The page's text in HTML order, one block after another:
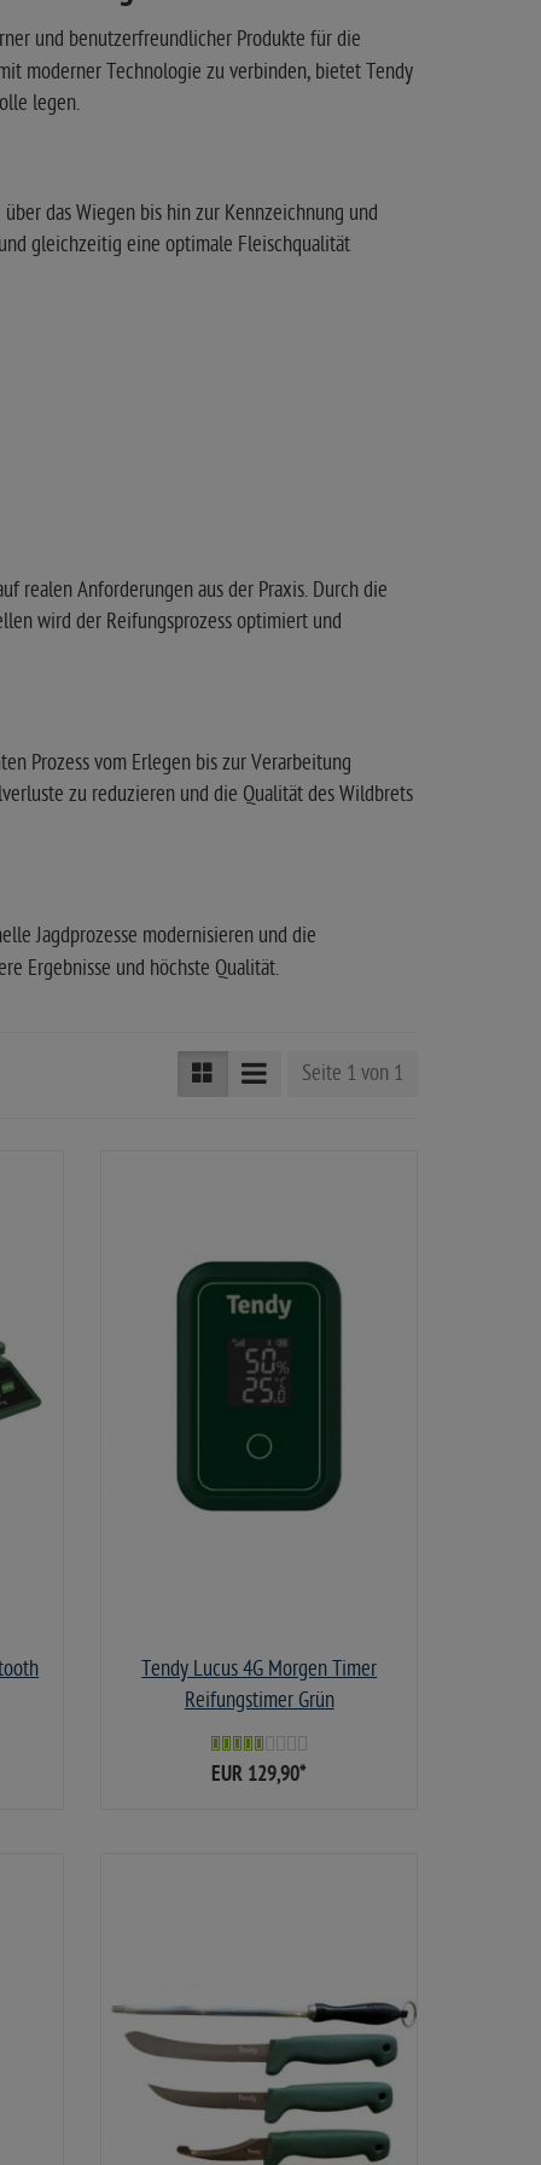
und benutzerfreundlicher Produkte für die
moderner Technologie zu verbinden, bietet Tendy
legen.
das Wiegen bis hin zur Kennzeichnung und
gleichzeitig eine optimale Fleischqualität
realen Anforderungen aus der Praxis. Durch die
wird der Reifungsprozess optimiert und
Prozess vom Erlegen bis zur Verarbeitung
zu reduzieren und die Qualität des Wildbrets
Jagdprozesse modernisieren und die
Ergebnisse und höchste Qualität.
Seite 1 von 1
Tendy Lucus 4G Morgen Timer
Reifungstimer Grün
EUR 129,90*